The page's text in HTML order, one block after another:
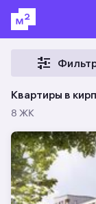
Квартиры в
8 ЖК